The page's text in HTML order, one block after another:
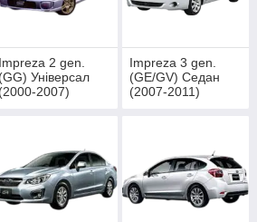
Impreza 2 gen.
(GG) Універсал
(2000-2007)
Impreza 3 gen.
(GE/GV) Седан
(2007-2011)